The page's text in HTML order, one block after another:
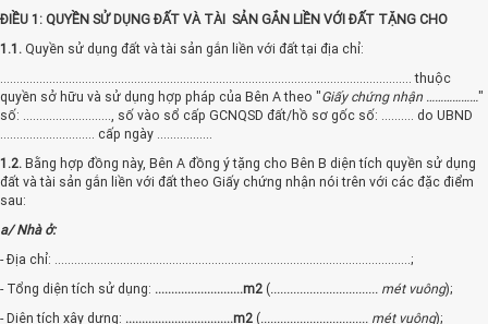
ĐIỀU 1: QUYỀN SỬ DỤNG ĐẤT VÀ TÀI SẢN GẮN LIỀN VỚI ĐẤT TẶNG CHO
1.1. Quyền sử dụng đất và tài sản gắn liền với đất tại địa chỉ:
.............................................................................................................................. thuộc
quyền sở hữu và sử dụng hợp pháp của Bên A theo "Giấy chứng nhận ………………"
số: ..........................., số vào sổ cấp GCNQSD đất/hồ sơ gốc số: .......... do UBND
............................. cấp ngày .................
1.2. Bằng hợp đồng này, Bên A đồng ý tặng cho Bên B diện tích quyền sử dụng
đất và tài sản gắn liền với đất theo Giấy chứng nhận nói trên với các đặc điểm
sau:
a/ Nhà ở:
- Địa chỉ: .............................................................................................................;
- Tổng diện tích sử dụng: ...........................m2 (................................. mét vuông);
- Diện tích xây dựng: .................................m2 (................................. mét vuông);